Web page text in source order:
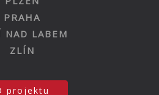
PRAHA
NAD LABEM
ZLÍN
projektu